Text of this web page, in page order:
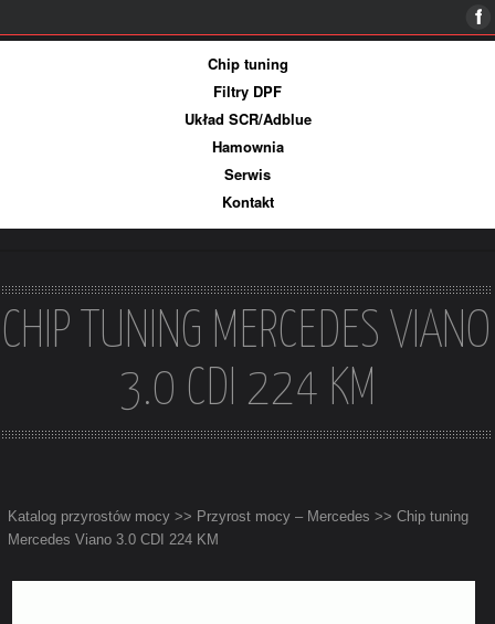
Chip tuning
Filtry DPF
Układ SCR/Adblue
Hamownia
Serwis
Kontakt
CHIP TUNING MERCEDES VIANO
3.0 CDI 224 KM
Katalog przyrostów mocy >> Przyrost mocy – Mercedes >> Chip tuning
Mercedes Viano 3.0 CDI 224 KM
Więcej informacji Ok, rozumiem